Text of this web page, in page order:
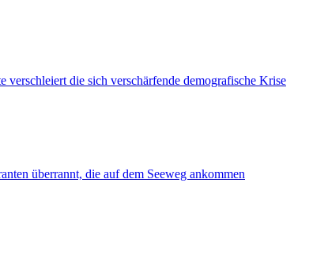
verschleiert die sich verschärfende demografische Krise
überrannt, die auf dem Seeweg ankommen